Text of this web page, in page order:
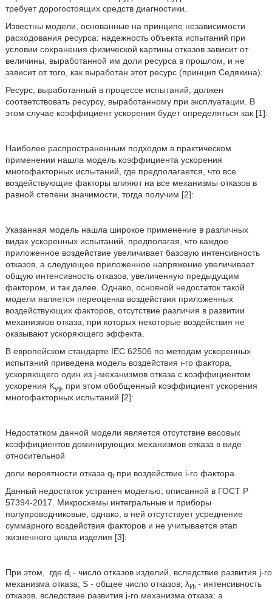
требует дорогостоящих средств диагностики.
Известны модели, основанные на принципе независимости
расходования ресурса: надежность объекта испытаний при
условии сохранения физической картины отказов зависит от
величины, выработанной им доли ресурса в прошлом, и не
зависит от того, как выработан этот ресурс (принцип Седякина):
Ресурс, выработанный в процессе испытаний, должен
соответствовать ресурсу, выработанному при эксплуатации. В
этом случае коэффициент ускорения будет определяться как [1]:
Наиболее распространенным подходом в практическом
применении нашла модель коэффициента ускорения
многофакторных испытаний, где предполагается, что все
воздействующие факторы влияют на все механизмы отказов в
равной степени значимости, тогда получим [2]:
Указанная модель нашла широкое применение в различных
видах ускоренных испытаний, предполагая, что каждое
приложенное воздействие увеличивает базовую интенсивность
отказов, а следующее приложенное напряжение увеличивает
общую интенсивность отказов, увеличенную предыдущим
фактором, и так далее. Однако, основной недостаток такой
модели является переоценка воздействия приложенных
воздействующих факторов, отсутствие различия в развитии
механизмов отказа, при которых некоторые воздействия не
оказывают ускоряющего эффекта.
В европейском стандарте IEC 62506 по методам ускоренных
испытаний приведена модель воздействия i-го фактора,
ускоряющего один из j-механизмов отказа с коэффициентом
ускорения Kyij, при этом обобщенный коэффициент ускорения
многофакторных испытаний [2]:
Недостатком данной модели является отсутствие весовых
коэффициентов доминирующих механизмов отказа в виде
относительной
доли вероятности отказа qtпри воздействие i-го фактора.
Данный недостаток устранен моделью, описанной в ГОСТ Р
57394-2017. Микросхемы интегральные и приборы
полупроводниковые, однако, в ней отсутствует усреднение
суммарного воздействия факторов и не учитывается этап
жизненного цикла изделия [3]:
При этом, где di- число отказов изделий, вследствие развития j-го
механизма отказа; S - общее число отказов; λИi- интенсивность
отказов, вследствие развития j-го механизма отказа; а